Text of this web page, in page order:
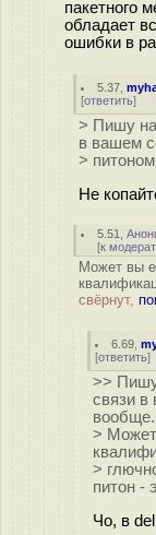
пакетного
обладает
ошибки в
5.37 ,
[ответить]
> Пишу на
в вашем
>
Не
5.51 ,
[к
Может вы
свёрнут,
6.69 ,
[ответить]
>>
связи в
вообще.
>
>
питон -
Чо, в